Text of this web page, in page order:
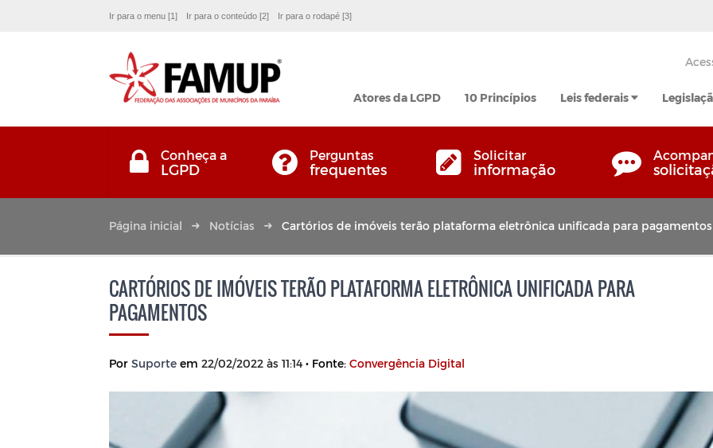
Ir para o menu [1] Ir para o conteúdo [2] Ir para o rodapé [3]
Atores da LGPD 10 Princípios Leis federais
Conheça a
LGPD
Perguntas
frequentes
Solicitar
informação
Página inicial Notícias Cartórios de imóveis terão plataforma eletrônica unificada para pagamentos
CARTÓRIOS DE IMÓVEIS TERÃO PLATAFORMA ELETRÔNICA UNIFICADA PARA
PAGAMENTOS
Por Suporte em 22/02/2022 às 11:14 • Fonte: Convergência Digital